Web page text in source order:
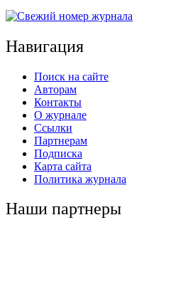
Навигация
Поиск на сайте
Авторам
Контакты
О журнале
Ссылки
Партнерам
Подписка
Карта сайта
Политика журнала
Наши партнеры